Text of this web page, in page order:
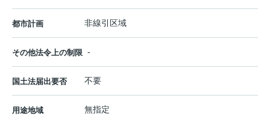
都市計画 非線引区域
その他法令上の制限 -
国土法届出要否 不要
用途地域 無指定